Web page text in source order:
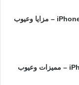
سعر ومواصفات iPhone 17 Pro – مزايا وعيوب
سعر ومواصفات iPhone Air – مميزات وعيوب